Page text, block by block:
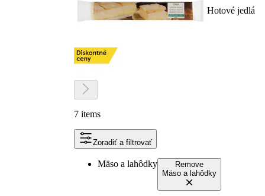
Hotové jedlá
7 items
Zoradiť a filtrovať
Mäso a lahôdky
Remove
Mäso a lahôdky